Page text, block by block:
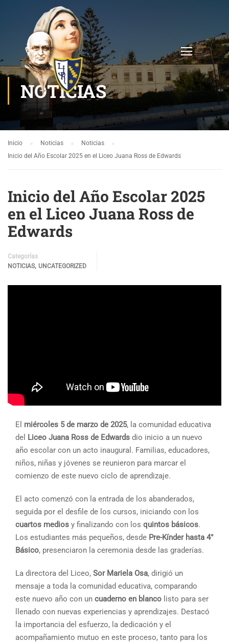
NOTICIAS
Inicio Noticias
Noticias
Inicio del Año Escolar 2025 en el Liceo Juana Ross de Edwards
Inicio del Año Escolar 2025
en el Liceo Juana Ross de
Edwards
Categorías
NOTICIAS, UNCATEGORIZED
El miércoles 5 de marzo de 2025, la comunidad educativa
del Liceo Juana Ross de Edwards dio inicio a un nuevo
año escolar con un acto inaugural. Familias, educadores,
niños, niñas y jóvenes se reunieron para marcar el
comienzo de este nuevo ciclo de aprendizaje.
El acto comenzó con la entrada de los abanderados,
seguida por el desfile de los cursos, iniciando con los
cuartos medios y finalizando con los quintos básicos.
Los estudiantes más pequeños, desde Pre-Kínder hasta 4°
Básico, presenciaron la ceremonia desde las graderías.
La directora del Liceo, Sor Mariela Osa, dirigió un
mensaje a toda la comunidad educativa, comparando
este nuevo año con un cuaderno en blanco listo para ser
llenado con nuevas experiencias y aprendizajes. Destacó
la importancia del esfuerzo, la dedicación y el
acompañamiento mutuo en este proceso, tanto para los